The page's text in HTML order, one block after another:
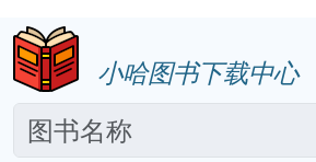
小哈图书下载中心